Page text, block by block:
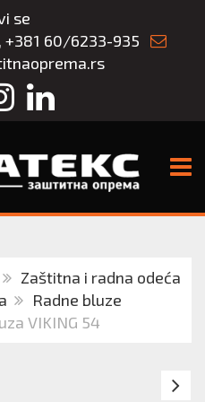
se
, +381 60/6233-935
Instagram
LinkedIn
Zaštitna i radna odeća
Radne bluze
VIKING 54